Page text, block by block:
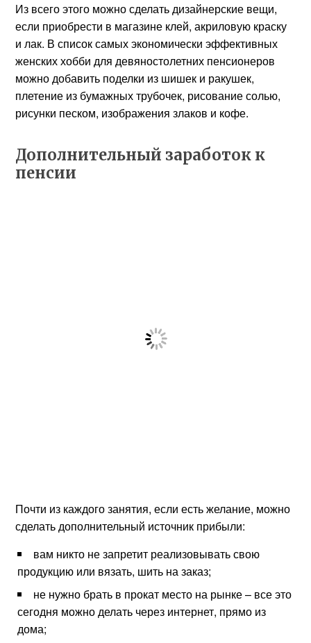
Из всего этого можно сделать дизайнерские вещи,
если приобрести в магазине клей, акриловую краску
и лак. В список самых экономически эффективных
женских хобби для девяностолетних пенсионеров
можно добавить поделки из шишек и ракушек,
плетение из бумажных трубочек, рисование солью,
рисунки песком, изображения злаков и кофе.
Дополнительный заработок к
пенсии
Почти из каждого занятия, если есть желание, можно
сделать дополнительный источник прибыли:
вам никто не запретит реализовывать свою
продукцию или вязать, шить на заказ;
не нужно брать в прокат место на рынке – все это
сегодня можно делать через интернет, прямо из
дома;